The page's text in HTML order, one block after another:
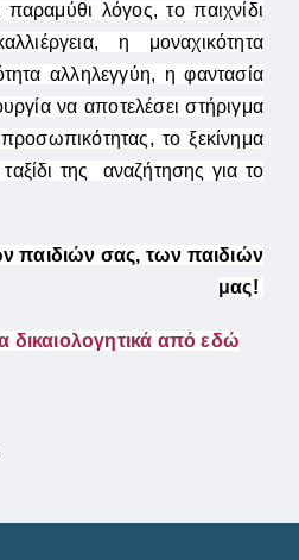
παραμύθι λόγος, το παιχνίδι
η μοναχικότητα
αλληλεγγύη, η φαντασία
να αποτελέσει στήριγμα
το ξεκίνημα
της αναζήτησης για το
παιδιών σας, των παιδιών
μας!
δικαιολογητικά από εδώ